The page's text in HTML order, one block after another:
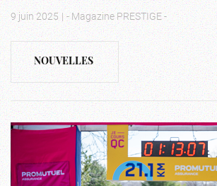
9 juin 2025 | - Magazine PRESTIGE -
NOUVELLES